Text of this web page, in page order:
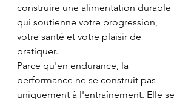
construire une alimentation durable
qui soutienne votre progression,
votre santé et votre plaisir de
pratiquer.
Parce qu'en endurance, la
performance ne se construit pas
uniquement à l'entraînement. Elle se